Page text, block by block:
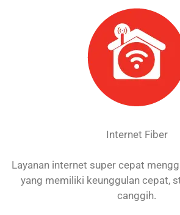
Internet Fiber
Layanan internet super cepat
yang memiliki keunggulan cepat,
canggih.